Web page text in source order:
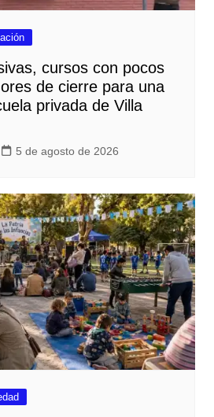
cursos con pocos
de cierre para una
privada de Villa
5 de agosto de 2026